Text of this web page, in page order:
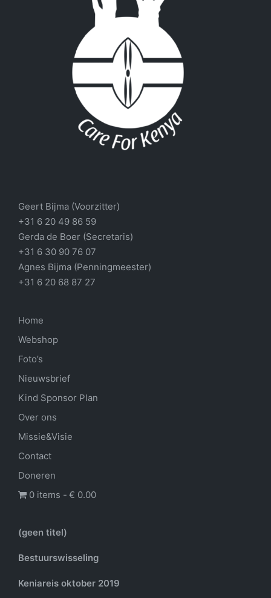
Geert Bijma (Voorzitter)
+31 6 20 49 86 59
Gerda de Boer (Secretaris)
+31 6 30 90 76 07
Agnes Bijma (Penningmeester)
+31 6 20 68 87 27
Home
Webshop
Foto’s
Nieuwsbrief
Kind Sponsor Plan
Over ons
Missie&Visie
Contact
Doneren
0 items
€ 0.00
(geen titel)
Bestuurswisseling
Keniareis oktober 2019